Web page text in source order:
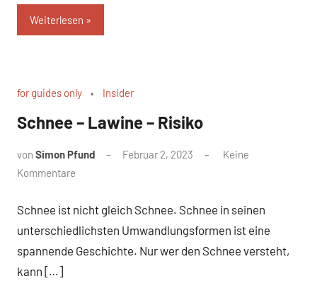
Weiterlesen
for guides only Insider
Schnee – Lawine – Risiko
von Simon Pfund Februar 2, 2023
Keine
Kommentare
Schnee ist nicht gleich Schnee. Schnee in seinen
unterschiedlichsten Umwandlungsformen ist eine
spannende Geschichte. Nur wer den Schnee versteht,
kann […]